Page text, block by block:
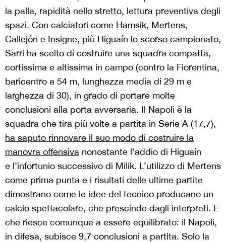
la palla, rapidità nello stretto, lettura preventiva degli
spazi. Con calciatori come Hamsik, Mertens,
Callejón e Insigne, più Higuaín lo scorso campionato,
Sarri ha scelto di costruire una squadra compatta,
cortissima e altissima in campo (contro la Fiorentina,
baricentro a 54 m, lunghezza media di 29 m e
larghezza di 30), in grado di portare molte
conclusioni alla porta avversaria. Il Napoli è la
squadra che tira più volte a partita in Serie A (17,7),
ha saputo rinnovare il suo modo di costruire la
manovra offensiva nonostante l’addio di Higuaín
e l’infortunio successivo di Milik. L’utilizzo di Mertens
come prima punta e i risultati delle ultime partite
dimostrano come le idee del tecnico producano un
calcio spettacolare, che prescinde dagli interpreti. E
che riesce comunque a essere equilibrato: il Napoli,
in difesa, subisce 9,7 conclusioni a partita. Solo la